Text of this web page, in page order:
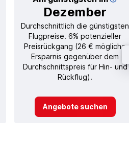
Dezember
Durchschnittlich die günstigsten
Flugpreise. 6% potenzieller
Preisrückgang (26 € mögliche
Ersparnis gegenüber dem
Durchschnittspreis für Hin- und
Rückflug).
Angebote suchen